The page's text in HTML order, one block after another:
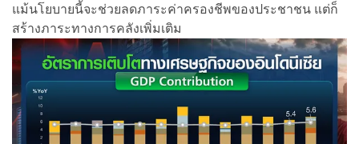
แม้นโยบายนี้จะช่วยลดภาระค่าครองชีพของประชาชน แต่ก็
สร้างภาระทางการคลังเพิ่มเติม